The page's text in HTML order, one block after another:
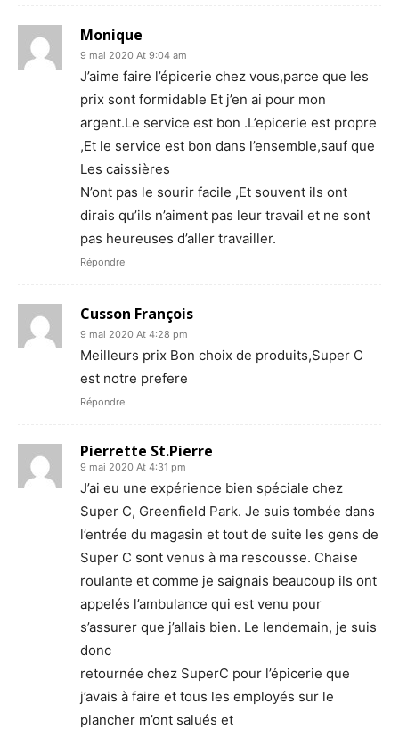
Monique
9 mai 2020 At 9:04 am
J’aime faire l’épicerie chez vous,parce que les
prix sont formidable Et j’en ai pour mon
argent.Le service est bon .L’epicerie est propre
,Et le service est bon dans l’ensemble,sauf que
Les caissières
N’ont pas le sourir facile ,Et souvent ils ont
dirais qu’ils n’aiment pas leur travail et ne sont
pas heureuses d’aller travailler.
Répondre
Cusson François
9 mai 2020 At 4:28 pm
Meilleurs prix Bon choix de produits,Super C
est notre prefere
Répondre
Pierrette St.Pierre
9 mai 2020 At 4:31 pm
J’ai eu une expérience bien spéciale chez
Super C, Greenfield Park. Je suis tombée dans
l’entrée du magasin et tout de suite les gens de
Super C sont venus à ma rescousse. Chaise
roulante et comme je saignais beaucoup ils ont
appelés l’ambulance qui est venu pour
s’assurer que j’allais bien. Le lendemain, je suis
donc
retournée chez SuperC pour l’épicerie que
j’avais à faire et tous les employés sur le
plancher m’ont salués et